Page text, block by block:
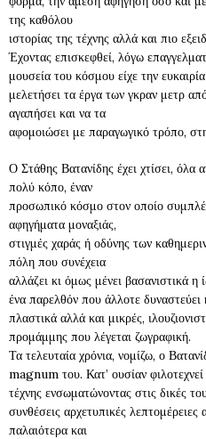
της καθόλου
ιστορίας της τέχνης αλλά και πιο
Έχοντας επισκεφθεί, λόγω
μουσεία του κόσμου είχε την
μελετήσει τα έργα των γκραν μετρ
αγαπήσει και να τα
αφομοιώσει με παραγωγικό τρόπο,
Ο Στάθης Βατανίδης έχει χτίσει,
πολύ κόπο, έναν
προσωπικό κόσμο στον οποίο
αφηγήματα μοναξιάς,
στιγμές χαράς ή οδύνης των
πόλη που συνέχεια
αλλάζει κι όμως μένει βασανιστικά
ένα παρελθόν που άλλοτε
πλαστικά αλλά και μικρές,
προμάμμης που λέγεται ζωγραφική.
Τα τελευταία χρόνια, νομίζω, ο
magnum του. Κατ’ ουσίαν
τέχνης ενσωματώνοντας στις δικές
συνθέσεις αρχετυπικές
παλαιότερα και